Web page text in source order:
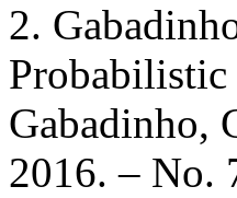
2.
Probabilistic
Gabadinho,
2016. – No.